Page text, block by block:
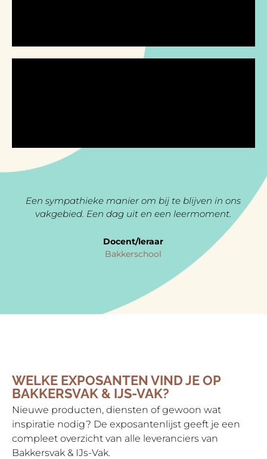
Een sympathieke manier om bij te blijven in ons
vakgebied. Een dag uit en een leermoment.
Docent/leraar
Bakkerschool
WELKE EXPOSANTEN VIND JE OP
BAKKERSVAK & IJS-VAK?
Nieuwe producten, diensten of gewoon wat
inspiratie nodig? De exposantenlijst geeft je een
compleet overzicht van alle leveranciers van
Bakkersvak & IJs-Vak.